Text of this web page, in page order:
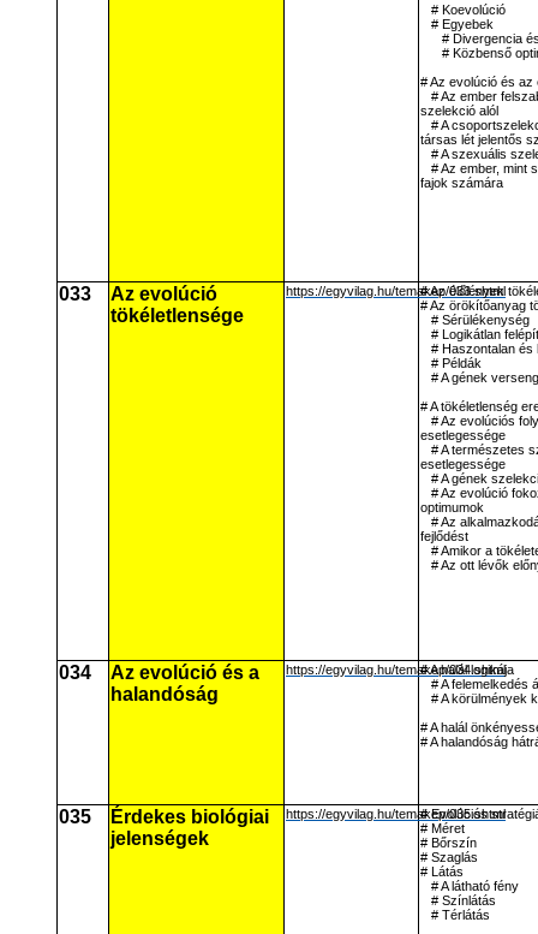
# Koevolúció
# Egyebek
# Divergencia
# Közbenső
# Az evolúció és az
# Az ember
szelekció alól
# A
társas lét jelentős
# A szexuális
# Az ember, mint
fajok számára
033
Az evolúció
tökéletlensége
https://egyvilag.hu/temakep/033.shtml
# Az élőlények
# Az örökítőanyag
# Sérülékenység
# Logikátlan
# Haszontalan
# Példák
# A gének
# A tökéletlenség
# Az evolúciós
esetlegessége
# A természetes
esetlegessége
# A gének
# Az evolúció
optimumok
# Az
fejlődést
# Amikor a
# Az ott lévők
034
Az evolúció és a
halandóság
https://egyvilag.hu/temakep/034.shtml
# A halál logikája
# A felemelkedés
# A körülmények
# A halál
# A halandóság
035
Érdekes biológiai
jelenségek
https://egyvilag.hu/temakep/035.shtml
# Evolúciós
# Méret
# Bőrszín
# Szaglás
# Látás
# A látható fény
# Színlátás
# Térlátás